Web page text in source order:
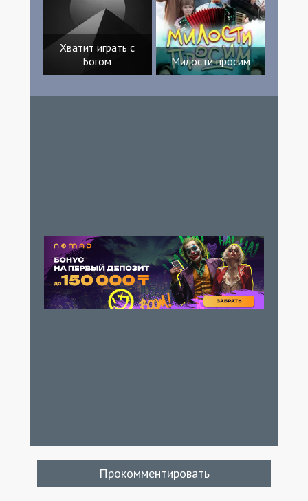
Хватит играть с
Богом
Милости просим
Прокомментировать